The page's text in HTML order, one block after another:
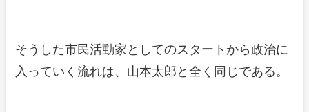
そうした市民活動家としてのスタートから政治に
入っていく流れは、山本太郎と全く同じである。